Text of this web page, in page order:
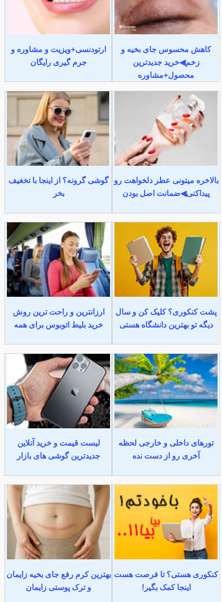
کاهش محسوس جای بخیه و
زخم◀خرید جدیدترین
محصول+مشاوره
ارتودنسی+ویزیت و مشاوره و
جرم گیری رایگان
بالاخره میتونی عطر دلخواهت رو
پیداکنی◀ضمانت اصل بودن
گوشی گرونه؟ از اینجا با تخغیف
بخر
پشت کنکوری؟ کلیک کن و سال
دیگه تو بهترین دانشگاه هستی
ارزانترین و راحت ترین روش
خرید بلیط اتوبوس برای همه
تورهای داخلی و خارجی لحظه
آخری رو از دست نده
لیست قیمت و خرید آنلاین
جدیدترین گوشی های بازار
کنکوری هستی؟ تا فرصت هست
اینجا کمک بگیر!
بهترین کرم رفع جای بخیه زایمان
و ترک پوستی زایمان